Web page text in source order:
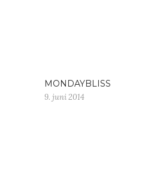
MONDAYBLISS
9. juni 2014